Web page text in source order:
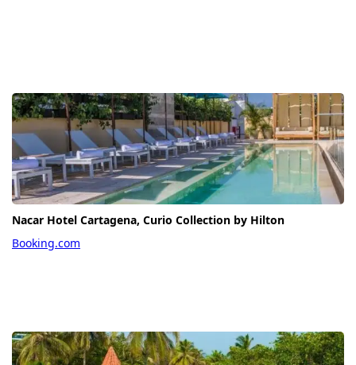
Nacar Hotel Cartagena, Curio Collection by Hilton
Booking.com